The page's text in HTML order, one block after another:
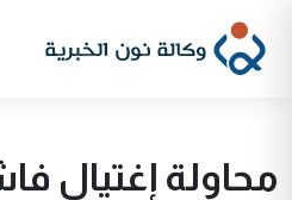
محاولة إغتيال